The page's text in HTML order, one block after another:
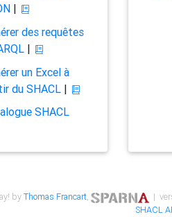
|
des requêtes
|
un Excel à
du SHACL|
SHACL
byThomas Francart,
|
SHACL